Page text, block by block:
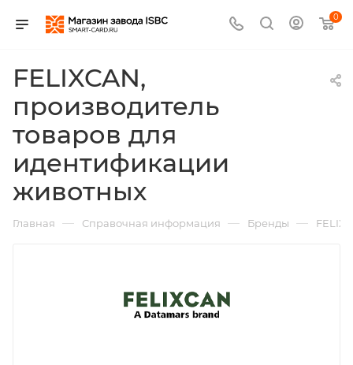
0
FELIXCAN,
производитель
товаров для
идентификации
животных
Главная — Справочная информация — Бренды —